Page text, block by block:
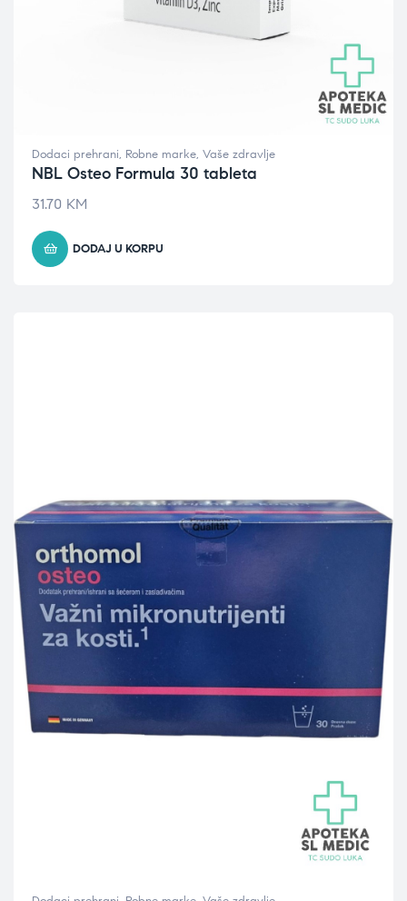
Dodaci prehrani, Robne marke, Vaše zdravlje
NBL Osteo Formula 30 tableta
31.70 KM
DODAJ U KORPU